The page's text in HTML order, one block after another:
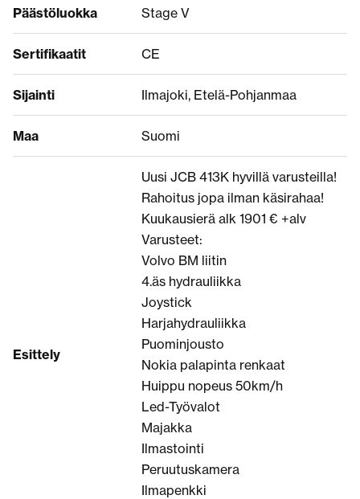
Päästöluokka Stage V
Sertifikaatit CE
Sijainti Ilmajoki, Etelä-Pohjanmaa
Maa Suomi
Esittely
Uusi JCB 413K hyvillä varusteilla!
Rahoitus jopa ilman käsirahaa!
Kuukausierä alk 1901 € +alv
Varusteet:
Volvo BM liitin
4.äs hydrauliikka
Joystick
Harjahydrauliikka
Puominjousto
Nokia palapinta renkaat
Huippu nopeus 50km/h
Led-Työvalot
Majakka
Ilmastointi
Peruutuskamera
Ilmapenkki